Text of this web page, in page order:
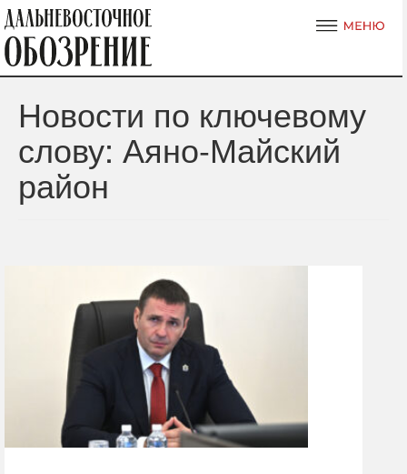
Новости по ключевому
слову: Аяно-Майский
район